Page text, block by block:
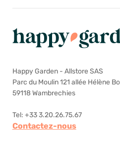
Happy Garden - Allstore SAS
Parc du Moulin 121 allée Hélène
59118 Wambrechies
Tel: +33 3.20.26.75.67
Contactez-nous